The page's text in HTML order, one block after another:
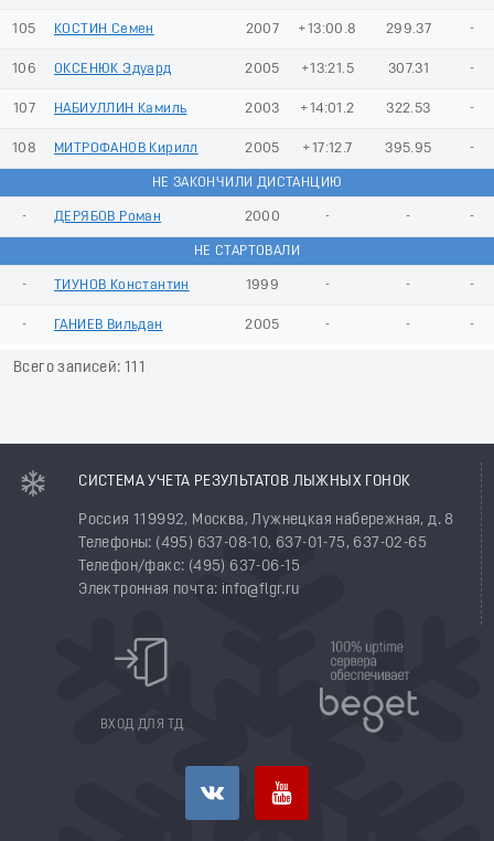
105 КОСТИН Семен 2007 +13:00.8 299.37 -
106 ОКСЕНЮК Эдуард 2005 +13:21.5 307.31 -
107 НАБИУЛЛИН Камиль 2003 +14:01.2 322.53 -
108 МИТРОФАНОВ Кирилл 2005 +17:12.7 395.95 -
НЕ ЗАКОНЧИЛИ ДИСТАНЦИЮ
- ДЕРЯБОВ Роман 2000 - - -
НЕ СТАРТОВАЛИ
- ТИУНОВ Константин 1999 - - -
- ГАНИЕВ Вильдан 2005 - - -
Всего записей: 111
СИСТЕМА УЧЕТА РЕЗУЛЬТАТОВ ЛЫЖНЫХ ГОНОК
Россия 119992, Москва, Лужнецкая набережная, д. 8
Телефоны: (495) 637-08-10, 637-01-75, 637-02-65
Телефон/факс: (495) 637-06-15
Электронная почта: info@flgr.ru
ВХОД ДЛЯ ТД